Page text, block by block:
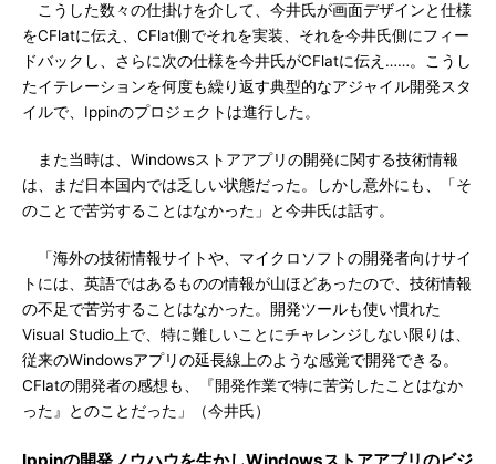
こうした数々の仕掛けを介して、今井氏が画面デザインと仕様
をCFlatに伝え、CFlat側でそれを実装、それを今井氏側にフィー
ドバックし、さらに次の仕様を今井氏がCFlatに伝え……。こうし
たイテレーションを何度も繰り返す典型的なアジャイル開発スタ
イルで、Ippinのプロジェクトは進行した。
また当時は、Windowsストアアプリの開発に関する技術情報
は、まだ日本国内では乏しい状態だった。しかし意外にも、「そ
のことで苦労することはなかった」と今井氏は話す。
「海外の技術情報サイトや、マイクロソフトの開発者向けサイ
トには、英語ではあるものの情報が山ほどあったので、技術情報
の不足で苦労することはなかった。開発ツールも使い慣れた
Visual Studio上で、特に難しいことにチャレンジしない限りは、
従来のWindowsアプリの延長線上のような感覚で開発できる。
CFlatの開発者の感想も、『開発作業で特に苦労したことはなか
った』とのことだった」（今井氏）